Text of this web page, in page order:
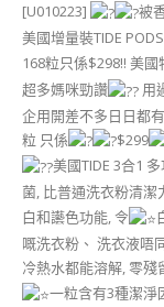
[U010223]
被
美國增量裝TIDE
168粒只係$298!! 美
超多媽咪勁讚
用
企用開差不多日日都
粒 只係
$299
美國TIDE 3合1
菌, 比普通洗衣粉清潔
白和讛色功能, 令
嘅洗衣粉、 洗衣液唔
冷熱水都能溶解, 零殘
一粒含有3種潔淨